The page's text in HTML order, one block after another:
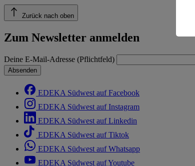
Zurück nach oben
Zum Newsletter anmelden
Deine E-Mail-Adresse (Pflichtfeld)
Absenden
EDEKA Südwest auf Facebook
EDEKA Südwest auf Instagram
EDEKA Südwest auf Linkedin
EDEKA Südwest auf Tiktok
EDEKA Südwest auf Whatsapp
EDEKA Südwest auf Youtube